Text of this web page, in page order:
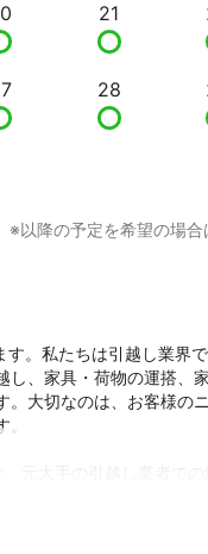
21
28
以降の予定を希望の場合
。私たちは引越し業界
し、家具・荷物の運搭、
。大切なのは、お客様の
います。そのため、お客